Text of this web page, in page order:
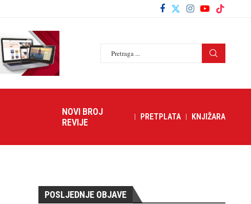
NOVI BROJ
REVIJE
PRETPLATA KNJIŽARA
POSLJEDNJE OBJAVE